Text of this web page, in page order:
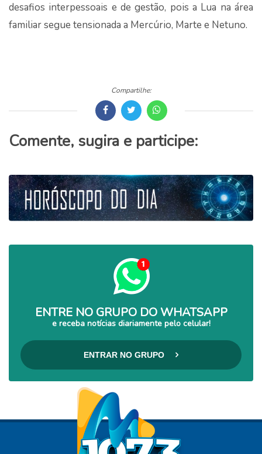
desafios interpessoais e de gestão, pois a Lua na área
familiar segue tensionada a Mercúrio, Marte e Netuno.
Compartilhe:
Comente, sugira e participe:
ENTRE NO GRUPO DO WHATSAPP
e receba notícias diariamente pelo celular!
ENTRAR NO GRUPO